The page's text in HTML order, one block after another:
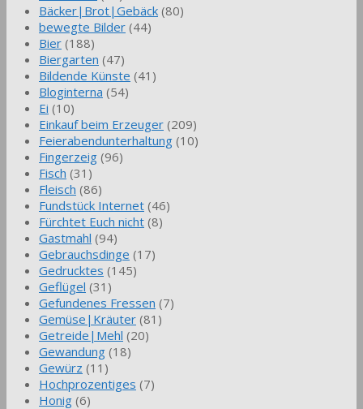
Bäcker|Brot|Gebäck (80)
bewegte Bilder (44)
Bier (188)
Biergarten (47)
Bildende Künste (41)
Bloginterna (54)
Ei (10)
Einkauf beim Erzeuger (209)
Feierabendunterhaltung (10)
Fingerzeig (96)
Fisch (31)
Fleisch (86)
Fundstück Internet (46)
Fürchtet Euch nicht (8)
Gastmahl (94)
Gebrauchsdinge (17)
Gedrucktes (145)
Geflügel (31)
Gefundenes Fressen (7)
Gemüse|Kräuter (81)
Getreide|Mehl (20)
Gewandung (18)
Gewürz (11)
Hochprozentiges (7)
Honig (6)